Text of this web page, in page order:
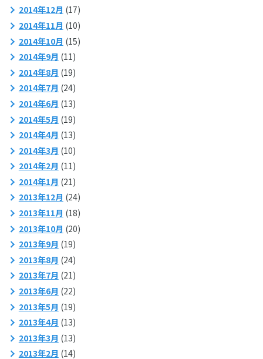
2014年12月 (17)
2014年11月 (10)
2014年10月 (15)
2014年9月 (11)
2014年8月 (19)
2014年7月 (24)
2014年6月 (13)
2014年5月 (19)
2014年4月 (13)
2014年3月 (10)
2014年2月 (11)
2014年1月 (21)
2013年12月 (24)
2013年11月 (18)
2013年10月 (20)
2013年9月 (19)
2013年8月 (24)
2013年7月 (21)
2013年6月 (22)
2013年5月 (19)
2013年4月 (13)
2013年3月 (13)
2013年2月 (14)